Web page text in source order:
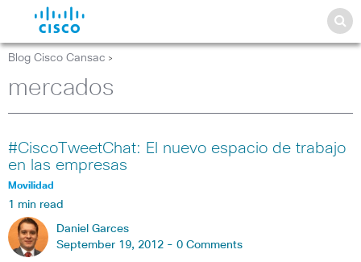
Blog Cisco Cansac >
mercados
#CiscoTweetChat: El nuevo espacio de trabajo
en las empresas
Movilidad
1 min read
Daniel Garces
September 19, 2012 - 0 Comments